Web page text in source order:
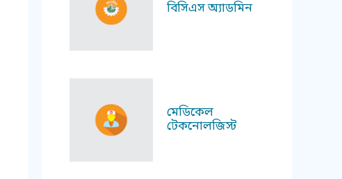
বিসিএস অ্যাডমিন
মেডিকেল
টেকনোলজিস্ট